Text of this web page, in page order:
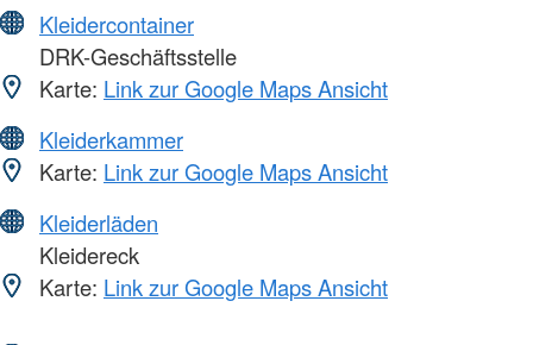
Kleidercontainer
DRK-Geschäftsstelle
Karte: Link zur Google Maps Ansicht
Kleiderkammer
Karte: Link zur Google Maps Ansicht
Kleiderläden
Kleidereck
Karte: Link zur Google Maps Ansicht